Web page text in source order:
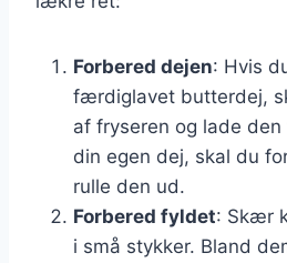
Forbered dejen: Hvis
færdiglavet butterdej,
af fryseren og lade
din egen dej, skal du
rulle den ud.
Forbered fyldet: Skær
i små stykker. Bland